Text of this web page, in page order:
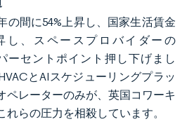
の間に54%上昇し、国家生活賃金
し、スペースプロバイダーの
ーセントポイント押し下げまし
とAIスケジューリングプラッ
ペレーターのみが、英国コワーキ
らの圧力を相殺しています。